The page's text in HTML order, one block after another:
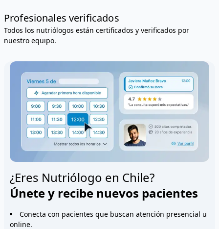
Profesionales verificados
Todos los nutriólogos están certificados y verificados por
nuestro equipo.
¿Eres Nutriólogo en Chile?
Únete y recibe nuevos pacientes
Conecta con pacientes que buscan atención presencial u
online.